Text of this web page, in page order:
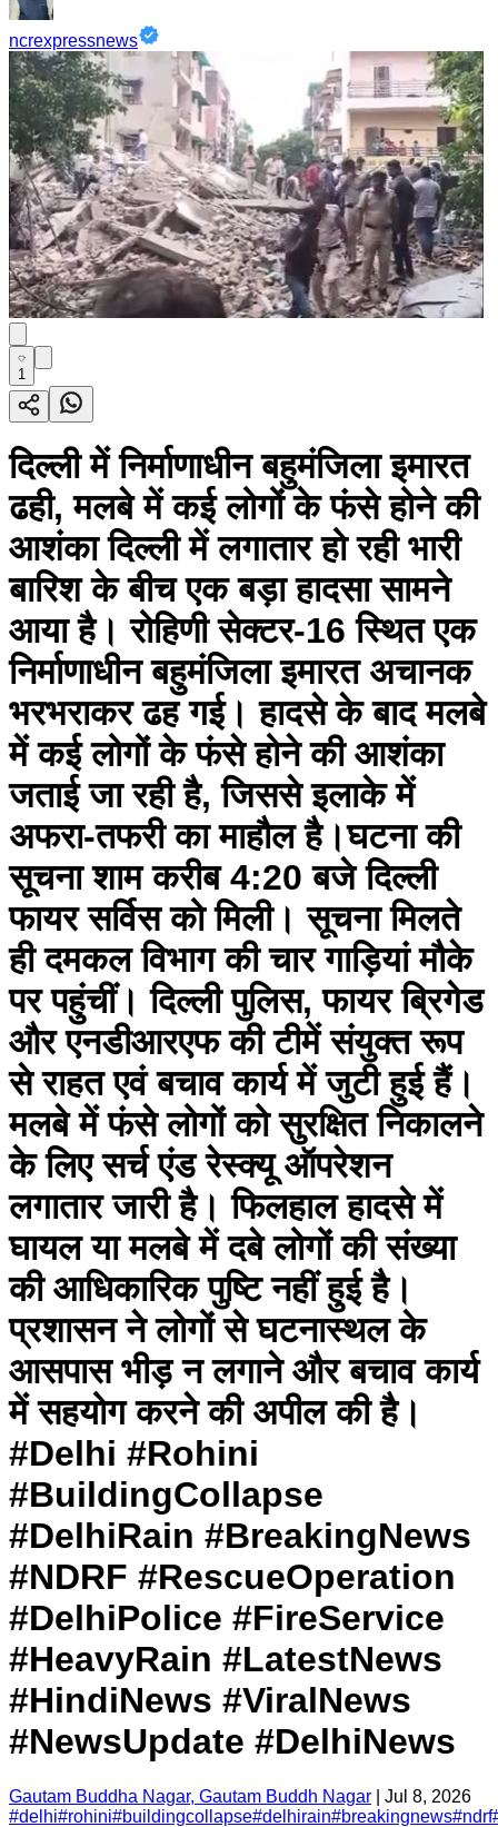
ncrexpressnews
1
दिल्ली में निर्माणाधीन बहुमंजिला इमारत
ढही, मलबे में कई लोगों के फंसे होने की
आशंका दिल्ली में लगातार हो रही भारी
बारिश के बीच एक बड़ा हादसा सामने
आया है। रोहिणी सेक्टर-16 स्थित एक
निर्माणाधीन बहुमंजिला इमारत अचानक
भरभराकर ढह गई। हादसे के बाद मलबे
में कई लोगों के फंसे होने की आशंका
जताई जा रही है, जिससे इलाके में
अफरा-तफरी का माहौल है।घटना की
सूचना शाम करीब 4:20 बजे दिल्ली
फायर सर्विस को मिली। सूचना मिलते
ही दमकल विभाग की चार गाड़ियां मौके
पर पहुंचीं। दिल्ली पुलिस, फायर ब्रिगेड
और एनडीआरएफ की टीमें संयुक्त रूप
से राहत एवं बचाव कार्य में जुटी हुई हैं।
मलबे में फंसे लोगों को सुरक्षित निकालने
के लिए सर्च एंड रेस्क्यू ऑपरेशन
लगातार जारी है। फिलहाल हादसे में
घायल या मलबे में दबे लोगों की संख्या
की आधिकारिक पुष्टि नहीं हुई है।
प्रशासन ने लोगों से घटनास्थल के
आसपास भीड़ न लगाने और बचाव कार्य
में सहयोग करने की अपील की है।
#Delhi #Rohini
#BuildingCollapse
#DelhiRain #BreakingNews
#NDRF #RescueOperation
#DelhiPolice #FireService
#HeavyRain #LatestNews
#HindiNews #ViralNews
#NewsUpdate #DelhiNews
Gautam Buddha Nagar, Gautam Buddh Nagar
Jul 8, 2026
#delhi#rohini#buildingcollapse#delhirain#breakingnews#ndrf